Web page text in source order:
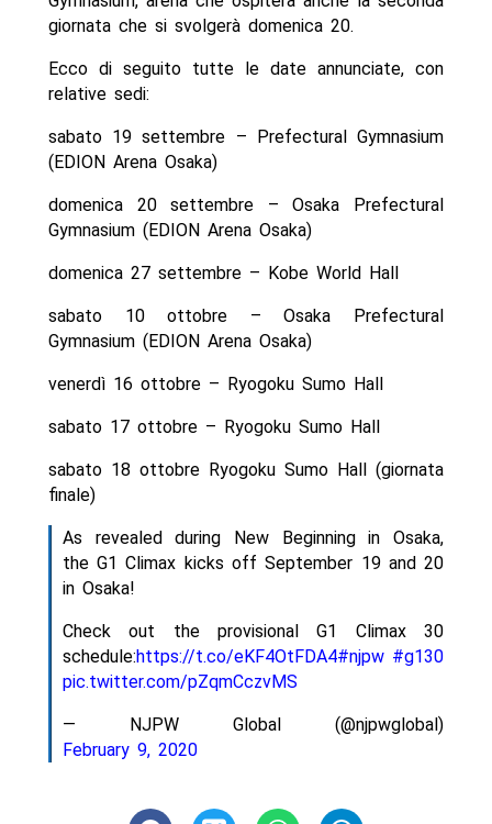
giornata che si svolgerà domenica 20.
Ecco di seguito tutte le date annunciate, con
relative sedi:
sabato 19 settembre – Prefectural Gymnasium
(EDION Arena Osaka)
domenica 20 settembre – Osaka Prefectural
Gymnasium (EDION Arena Osaka)
domenica 27 settembre – Kobe World Hall
sabato 10 ottobre – Osaka Prefectural
Gymnasium (EDION Arena Osaka)
venerdì 16 ottobre – Ryogoku Sumo Hall
sabato 17 ottobre – Ryogoku Sumo Hall
sabato 18 ottobre Ryogoku Sumo Hall (giornata
finale)
As revealed during New Beginning in Osaka,
the G1 Climax kicks off September 19 and 20
in Osaka!
Check out the provisional G1 Climax 30
schedule:https://t.co/eKF4OtFDA4#njpw #g130
pic.twitter.com/pZqmCczvMS
— NJPW Global (@njpwglobal)
February 9, 2020